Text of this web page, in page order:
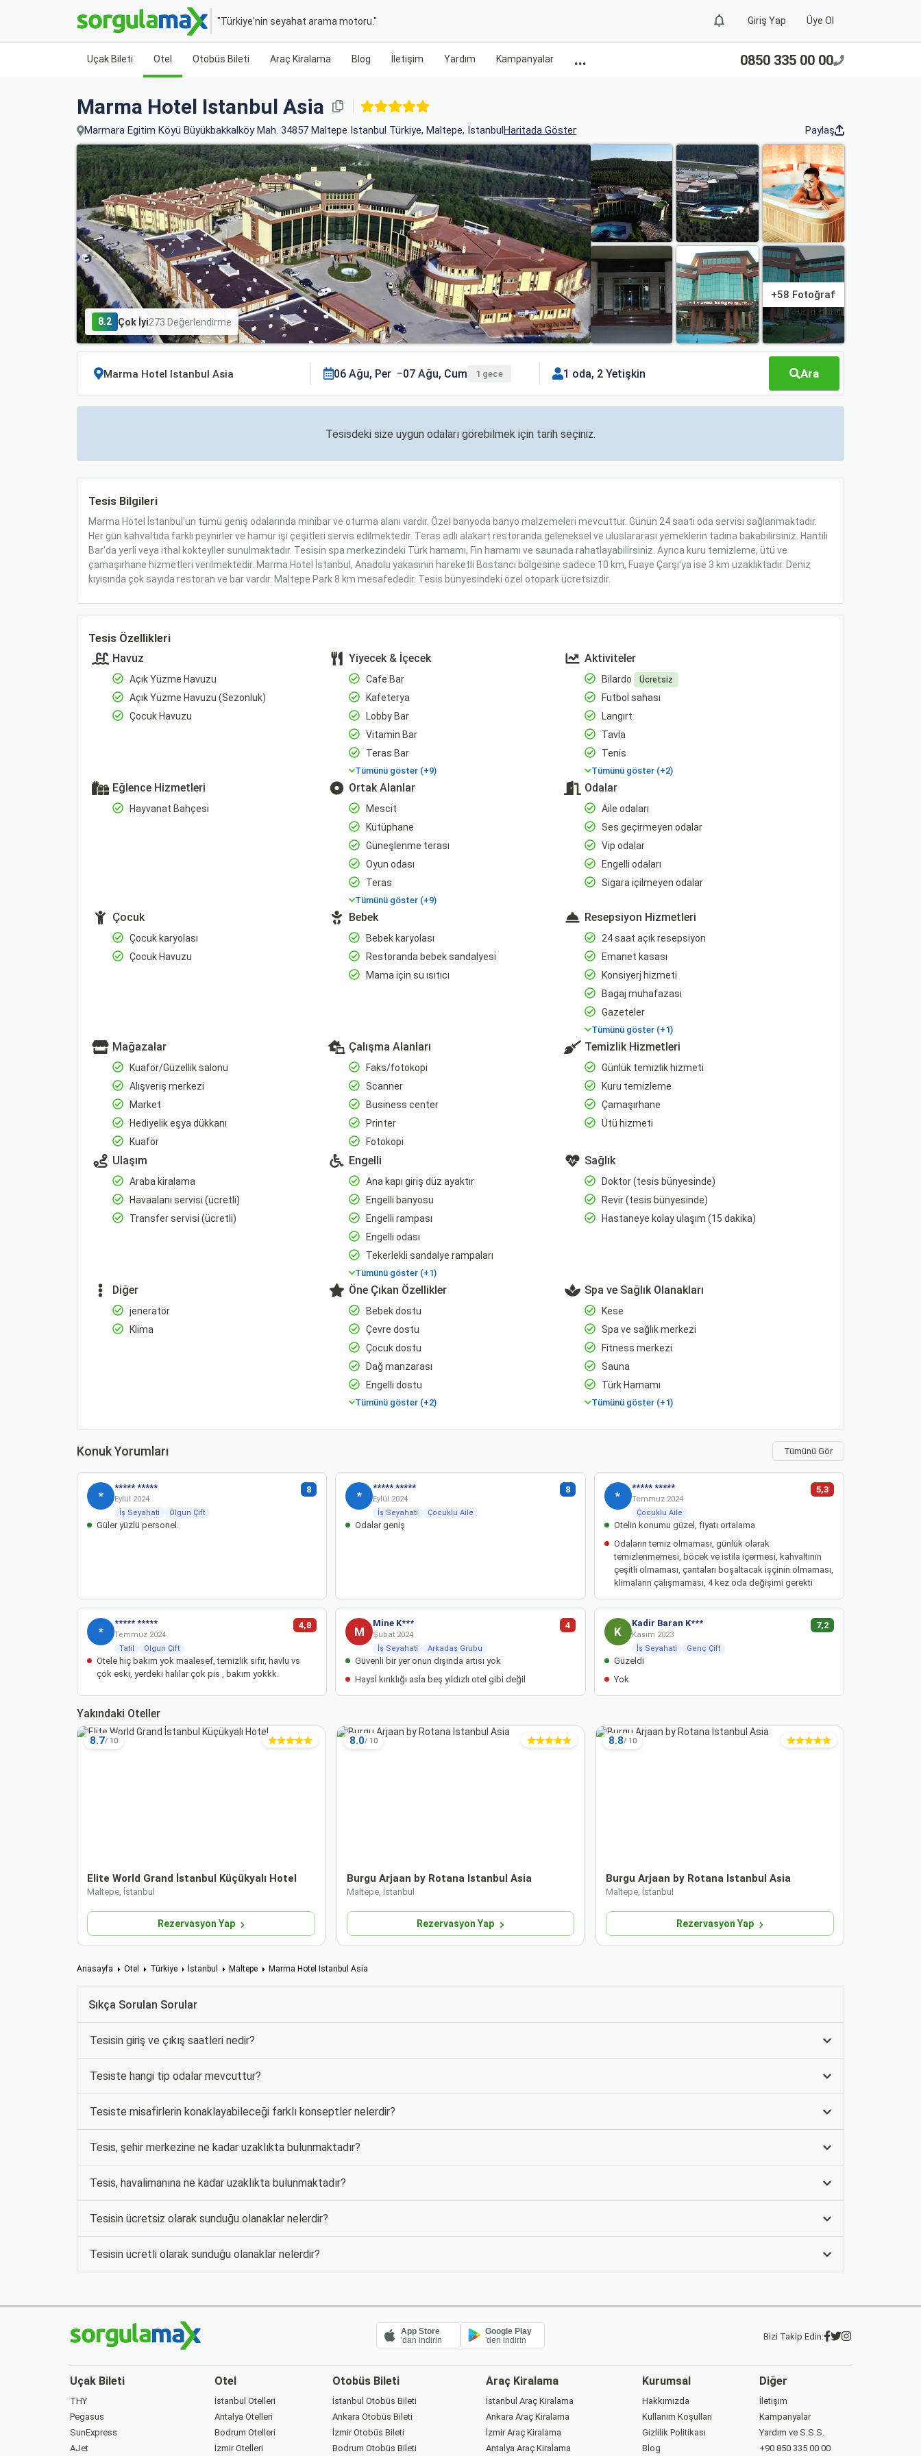
"Türkiye'nin seyahat arama motoru." Giriş Yap Üye Ol
Uçak Bileti Otel Otobüs Bileti Araç Kiralama Blog İletişim Yardım Kampanyalar ... 0850 335 00 00
Marma Hotel Istanbul Asia
Marmara Egitim Köyü Büyükbakkalköy Mah. 34857 Maltepe Istanbul Türkiye, Maltepe, İstanbulHaritada Göster Paylaş
8.2 Çok İyi273 Değerlendirme
+58 Fotoğraf
06 Ağu, Per 07 Ağu, Cum 1 gece 1 oda, 2 Yetişkin Ara
Tesisdeki size uygun odaları görebilmek için tarih seçiniz.
Tesis Bilgileri
Marma Hotel İstanbul'un tümü geniş odalarında minibar ve oturma alanı vardır. Özel banyoda banyo malzemeleri mevcuttur. Günün 24 saati oda servisi sağlanmaktadır.
Her gün kahvaltıda farklı peynirler ve hamur işi çeşitleri servis edilmektedir. Teras adlı alakart restoranda geleneksel ve uluslararası yemeklerin tadına bakabilirsiniz. Hantili
Bar'da yerli veya ithal kokteyller sunulmaktadır. Tesisin spa merkezindeki Türk hamamı, Fin hamamı ve saunada rahatlayabilirsiniz. Ayrıca kuru temizleme, ütü ve
çamaşırhane hizmetleri verilmektedir. Marma Hotel İstanbul, Anadolu yakasının hareketli Bostancı bölgesine sadece 10 km, Fuaye Çarşı'ya ise 3 km uzaklıktadır. Deniz
kıyısında çok sayıda restoran ve bar vardır. Maltepe Park 8 km mesafededir. Tesis bünyesindeki özel otopark ücretsizdir.
Tesis Özellikleri
Havuz
Açık Yüzme Havuzu
Açık Yüzme Havuzu (Sezonluk)
Çocuk Havuzu
Yiyecek & İçecek
Cafe Bar
Kafeterya
Lobby Bar
Vitamin Bar
Teras Bar
Tümünü göster (+9)
Aktiviteler
Bilardo Ücretsiz
Futbol sahası
Langırt
Tavla
Tenis
Tümünü göster (+2)
Eğlence Hizmetleri
Hayvanat Bahçesi
Ortak Alanlar
Mescit
Kütüphane
Güneşlenme terası
Oyun odası
Teras
Tümünü göster (+9)
Odalar
Aile odaları
Ses geçirmeyen odalar
Vip odalar
Engelli odaları
Sigara içilmeyen odalar
Çocuk
Çocuk karyolası
Çocuk Havuzu
Bebek
Bebek karyolası
Restoranda bebek sandalyesi
Mama için su ısıtıcı
Resepsiyon Hizmetleri
24 saat açık resepsiyon
Emanet kasası
Konsiyerj hizmeti
Bagaj muhafazası
Gazeteler
Tümünü göster (+1)
Mağazalar
Kuaför/Güzellik salonu
Alışveriş merkezi
Market
Hediyelik eşya dükkanı
Kuaför
Çalışma Alanları
Faks/fotokopi
Scanner
Business center
Printer
Fotokopi
Temizlik Hizmetleri
Günlük temizlik hizmeti
Kuru temizleme
Çamaşırhane
Ütü hizmeti
Ulaşım
Araba kiralama
Havaalanı servisi (ücretli)
Transfer servisi (ücretli)
Engelli
Ana kapı giriş düz ayaktır
Engelli banyosu
Engelli rampası
Engelli odası
Tekerlekli sandalye rampaları
Tümünü göster (+1)
Sağlık
Doktor (tesis bünyesinde)
Revir (tesis bünyesinde)
Hastaneye kolay ulaşım (15 dakika)
Diğer
jeneratör
Klima
Öne Çıkan Özellikler
Bebek dostu
Çevre dostu
Çocuk dostu
Dağ manzarası
Engelli dostu
Tümünü göster (+2)
Spa ve Sağlık Olanakları
Kese
Spa ve sağlık merkezi
Fitness merkezi
Sauna
Türk Hamamı
Tümünü göster (+1)
Konuk Yorumları Tümünü Gör
*
***** *****
Eylül 2024
İş Seyahati
Olgun Çift
8
Güler yüzlü personel.
*
***** *****
Eylül 2024
İş Seyahati
Çocuklu Aile
8
Odalar geniş
*
***** *****
Temmuz 2024
Çocuklu Aile
5,3
Otelin konumu güzel, fiyatı ortalama
Odaların temiz olmaması, günlük olarak
temizlenmemesi, böcek ve istila içermesi, kahvaltının
çeşitli olmaması, çantaları boşaltacak işçinin olmaması,
klimaların çalışmaması, 4 kez oda değişimi gerekti
*
***** *****
Temmuz 2024
Tatil
Olgun Çift
4,8
Otele hiç bakım yok maalesef, temizlik sıfır, havlu vs
çok eski, yerdeki halılar çok pis , bakım yokkk.
M
Mine K***
Şubat 2024
İş Seyahati
Arkadaş Grubu
4
Güvenli bir yer onun dışında artısı yok
Haysl kırıklığı asla beş yıldızlı otel gibi değil
K
Kadir Baran K***
Kasım 2023
İş Seyahati
Genç Çift
7,2
Güzeldi
Yok
Yakındaki Oteller
8.7
Elite World Grand İstanbul Küçükyalı Hotel
Maltepe, İstanbul
Rezervasyon Yap
8.0
Burgu Arjaan by Rotana Istanbul Asia
Maltepe, İstanbul
Rezervasyon Yap
8.8
Burgu Arjaan by Rotana Istanbul Asia
Maltepe, İstanbul
Rezervasyon Yap
Anasayfa Otel Türkiye İstanbul Maltepe Marma Hotel Istanbul Asia
Sıkça Sorulan Sorular
Tesisin giriş ve çıkış saatleri nedir?
Tesiste hangi tip odalar mevcuttur?
Tesiste misafirlerin konaklayabileceği farklı konseptler nelerdir?
Tesis, şehir merkezine ne kadar uzaklıkta bulunmaktadır?
Tesis, havalimanına ne kadar uzaklıkta bulunmaktadır?
Tesisin ücretsiz olarak sunduğu olanaklar nelerdir?
Tesisin ücretli olarak sunduğu olanaklar nelerdir?
App Store
'dan indirin
Google Play
'den indirin Bizi Takip Edin:
Uçak Bileti
THY
Pegasus
SunExpress
AJet
Otel
İstanbul Otelleri
Antalya Otelleri
Bodrum Otelleri
İzmir Otelleri
Otobüs Bileti
İstanbul Otobüs Bileti
Ankara Otobüs Bileti
İzmir Otobüs Bileti
Bodrum Otobüs Bileti
Araç Kiralama
İstanbul Araç Kiralama
Ankara Araç Kiralama
İzmir Araç Kiralama
Antalya Araç Kiralama
Kurumsal
Hakkımızda
Kullanım Koşulları
Gizlilik Politikası
Blog
Diğer
İletişim
Kampanyalar
Yardım ve S.S.S.
+90 850 335 00 00